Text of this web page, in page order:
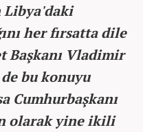
Libya'daki
her fırsatta dile
Başkanı Vladimir
bu konuyu
Cumhurbaşkanı
olarak yine ikili